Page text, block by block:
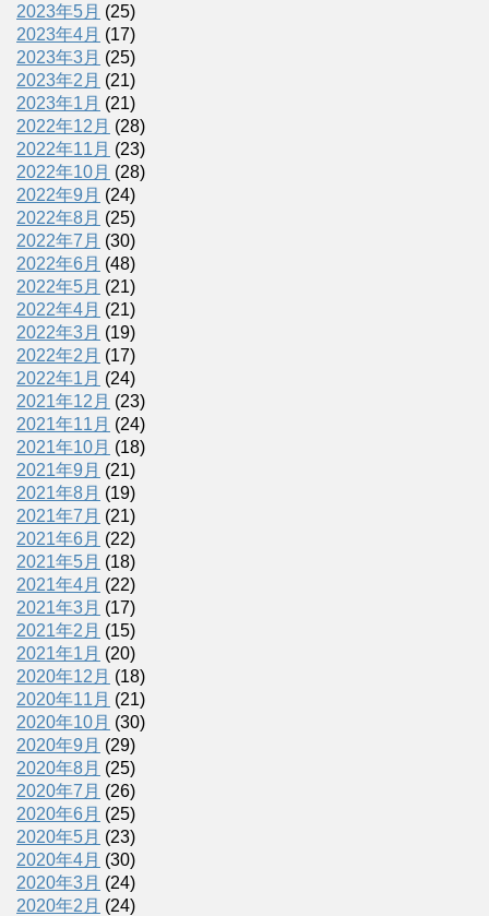
2023年5月 (25)
2023年4月 (17)
2023年3月 (25)
2023年2月 (21)
2023年1月 (21)
2022年12月 (28)
2022年11月 (23)
2022年10月 (28)
2022年9月 (24)
2022年8月 (25)
2022年7月 (30)
2022年6月 (48)
2022年5月 (21)
2022年4月 (21)
2022年3月 (19)
2022年2月 (17)
2022年1月 (24)
2021年12月 (23)
2021年11月 (24)
2021年10月 (18)
2021年9月 (21)
2021年8月 (19)
2021年7月 (21)
2021年6月 (22)
2021年5月 (18)
2021年4月 (22)
2021年3月 (17)
2021年2月 (15)
2021年1月 (20)
2020年12月 (18)
2020年11月 (21)
2020年10月 (30)
2020年9月 (29)
2020年8月 (25)
2020年7月 (26)
2020年6月 (25)
2020年5月 (23)
2020年4月 (30)
2020年3月 (24)
2020年2月 (24)